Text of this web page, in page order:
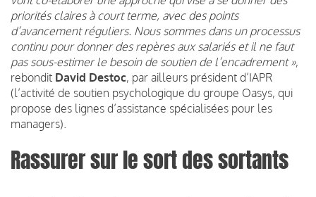
priorités claires à court terme, avec des points
d’avancement réguliers. Nous sommes dans un processus
continu pour donner des repères aux salariés et il ne faut
pas sous-estimer le besoin de soutien de l’encadrement »,
rebondit David Destoc, par ailleurs président d’IAPR
(l’activité de soutien psychologique du groupe Oasys, qui
propose des lignes d’assistance spécialisées pour les
managers).
Rassurer sur le sort des sortants